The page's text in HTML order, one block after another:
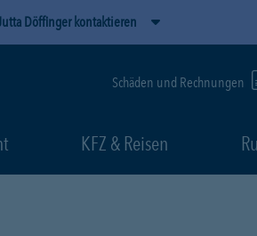
Döffinger kontaktieren
Schäden und Rechnungen
KFZ & Reisen